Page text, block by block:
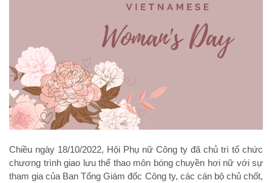
Chiều ngày 18/10/2022, Hội Phụ nữ Công ty đã chủ trì tổ chức
chương trình giao lưu thể thao môn bóng chuyền hơi nữ với sự
tham gia của Ban Tổng Giám đốc Công ty, các cán bộ chủ chốt,